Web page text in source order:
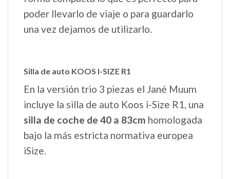
poder llevarlo de viaje o para guardarlo
una vez dejamos de utilizarlo.
Silla de auto KOOS I-SIZE R1
En la versión trio 3 piezas el Jané Muum
incluye la silla de auto Koos i-Size R1, una
silla de coche de 40 a 83cm homologada
bajo la más estricta normativa europea
iSize.